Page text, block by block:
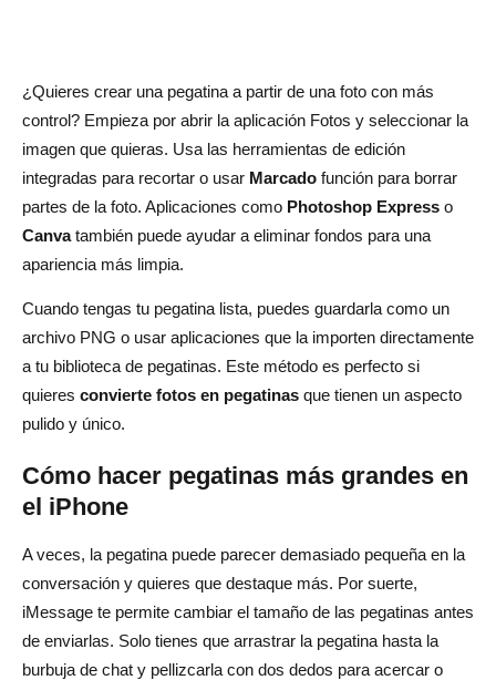
¿Quieres crear una pegatina a partir de una foto con más
control? Empieza por abrir la aplicación Fotos y seleccionar la
imagen que quieras. Usa las herramientas de edición
integradas para recortar o usar Marcado función para borrar
partes de la foto. Aplicaciones como Photoshop Express o
Canvatambién puede ayudar a eliminar fondos para una
apariencia más limpia.
Cuando tengas tu pegatina lista, puedes guardarla como un
archivo PNG o usar aplicaciones que la importen directamente
a tu biblioteca de pegatinas. Este método es perfecto si
quieres convierte fotos en pegatinas que tienen un aspecto
pulido y único.
Cómo hacer pegatinas más grandes en
el iPhone
A veces, la pegatina puede parecer demasiado pequeña en la
conversación y quieres que destaque más. Por suerte,
iMessage te permite cambiar el tamaño de las pegatinas antes
de enviarlas. Solo tienes que arrastrar la pegatina hasta la
burbuja de chat y pellizcarla con dos dedos para acercar o